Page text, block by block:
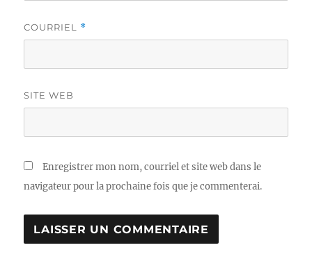
COURRIEL *
SITE WEB
Enregistrer mon nom, courriel et site web dans le
navigateur pour la prochaine fois que je commenterai.